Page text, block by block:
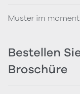
Muster im
Bestellen
Broschüre